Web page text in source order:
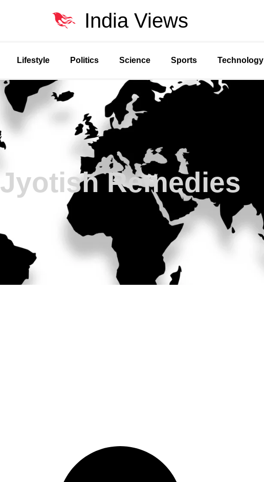
India Views
Lifestyle Politics Science Sports Technology
Jyotish Remedies